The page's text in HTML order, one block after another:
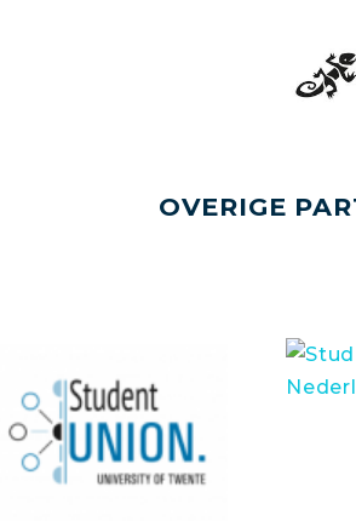
OVERIGE